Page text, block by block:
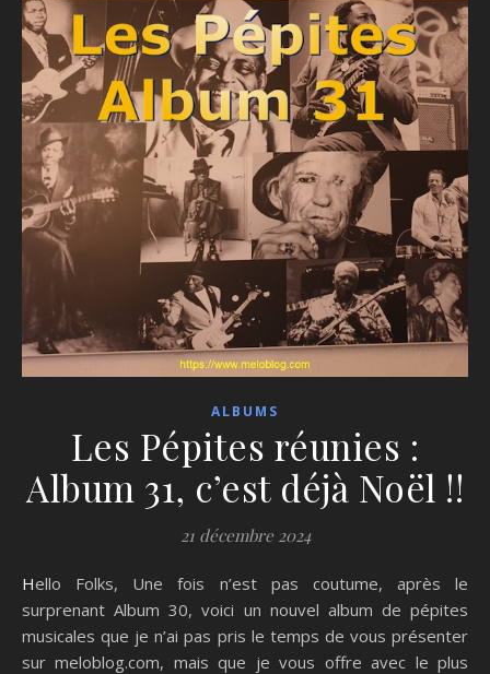
ALBUMS
Les Pépites réunies :
Album 31, c’est déjà Noël !!
21 décembre 2024
Hello Folks, Une fois n’est pas coutume, après le
surprenant Album 30, voici un nouvel album de pépites
musicales que je n’ai pas pris le temps de vous présenter
sur meloblog.com, mais que je vous offre avec le plus